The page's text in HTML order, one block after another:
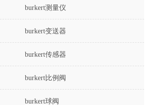
burkert测量仪
burkert变送器
burkert传感器
burkert比例阀
burkert球阀